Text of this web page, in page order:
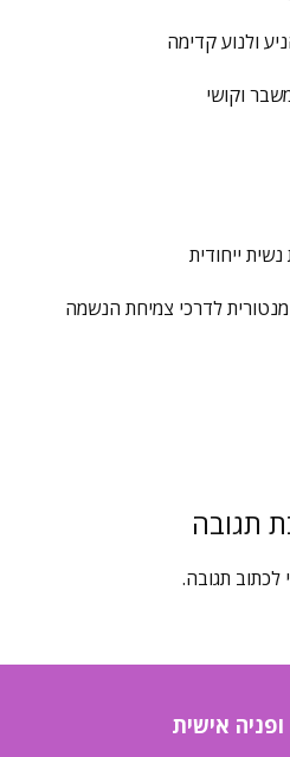
ולנוע קדימה
וקושי
ייחודית
לדרכי צמיחת הנשמה
תגובה
לכתוב תגובה.
אישית